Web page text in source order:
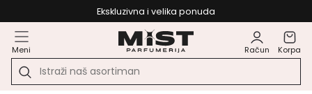
Ekskluzivna i velika ponuda
Meni Račun Korpa